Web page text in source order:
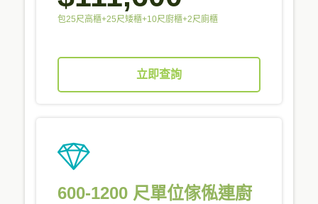
包25尺高櫃+25尺矮櫃+10尺廚櫃+2尺廁櫃
立即查詢
600-1200 尺單位傢俬連廚